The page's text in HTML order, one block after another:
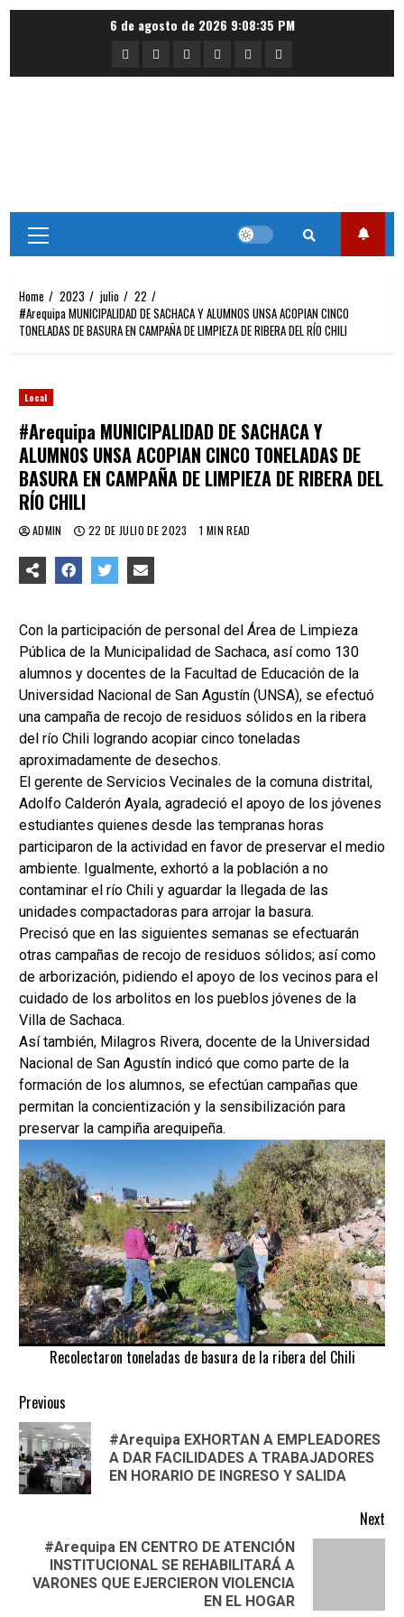
6 de agosto de 2026 9:08:35 PM
PortadaNacionalInternacional
DeportesRegional
Local
Primary
Menu
Home 2023 julio
22
#Arequipa MUNICIPALIDAD DE SACHACA Y ALUMNOS UNSA ACOPIAN CINCO
TONELADAS DE BASURA EN CAMPAÑA DE LIMPIEZA DE RIBERA DEL RÍO CHILI
Local
#Arequipa MUNICIPALIDAD DE SACHACA Y
ALUMNOS UNSA ACOPIAN CINCO TONELADAS DE
BASURA EN CAMPAÑA DE LIMPIEZA DE RIBERA DEL
RÍO CHILI
ADMIN 22 DE JULIO DE 2023 1 MIN READ
Con la participación de personal del Área de Limpieza
Pública de la Municipalidad de Sachaca, así como 130
alumnos y docentes de la Facultad de Educación de la
Universidad Nacional de San Agustín (UNSA), se efectuó
una campaña de recojo de residuos sólidos en la ribera
del río Chili logrando acopiar cinco toneladas
aproximadamente de desechos.
El gerente de Servicios Vecinales de la comuna distrital,
Adolfo Calderón Ayala, agradeció el apoyo de los jóvenes
estudiantes quienes desde las tempranas horas
participaron de la actividad en favor de preservar el medio
ambiente. Igualmente, exhortó a la población a no
contaminar el río Chili y aguardar la llegada de las
unidades compactadoras para arrojar la basura.
Precisó que en las siguientes semanas se efectuarán
otras campañas de recojo de residuos sólidos; así como
de arborización, pidiendo el apoyo de los vecinos para el
cuidado de los arbolitos en los pueblos jóvenes de la
Villa de Sachaca.
Así también, Milagros Rivera, docente de la Universidad
Nacional de San Agustín indicó que como parte de la
formación de los alumnos, se efectúan campañas que
permitan la concientización y la sensibilización para
preservar la campiña arequipeña.
Recolectaron toneladas de basura de la ribera del Chili
Continue
Reading
Previous
#Arequipa EXHORTAN A EMPLEADORES
A DAR FACILIDADES A TRABAJADORES
EN HORARIO DE INGRESO Y SALIDA
Next
post:
#Arequipa EN CENTRO DE ATENCIÓN
INSTITUCIONAL SE REHABILITARÁ A
VARONES QUE EJERCIERON VIOLENCIA
EN EL HOGAR